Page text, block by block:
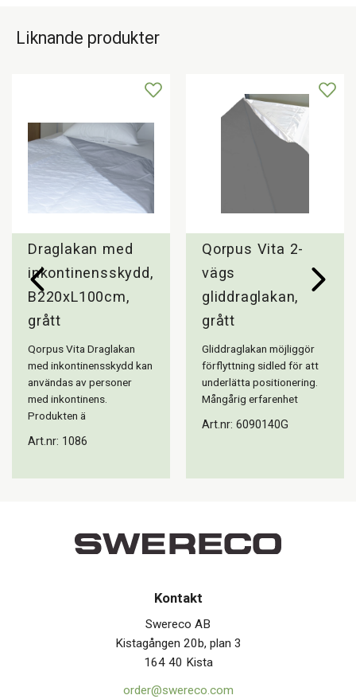
Totalyta LxB cm: 140x250
Rekommenderas säng bredd, cm: 120
Antal produkter/förpackning, st: 1
Liknande produkter
Draglakan med
inkontinensskydd,
B220xL100cm,
grått
Qorpus Vita Draglakan
med inkontinensskydd kan
användas av personer
med inkontinens.
Produkten ä
Art.nr: 1086
Qorpus Vita 2-
vägs
gliddraglakan,
grått
Gliddraglakan möjliggör
förflyttning sidled för att
underlätta positionering.
Mångårig erfarenhet
Art.nr: 6090140G
Kontakt
Swereco AB
Kistagången 20b, plan 3
164 40 Kista
order@swereco.com